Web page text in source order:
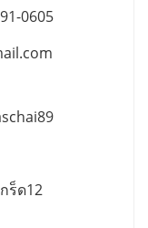
0605
ร็ด12